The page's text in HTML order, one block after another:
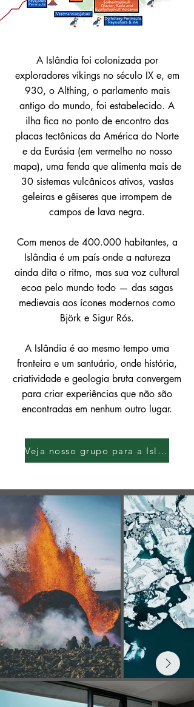
A Islândia foi colonizada por
exploradores vikings no século IX e, em
930, o Althing, o parlamento mais
antigo do mundo, foi estabelecido. A
ilha fica no ponto de encontro das
placas tectônicas da América do Norte
e da Eurásia (em vermelho no nosso
mapa), uma fenda que alimenta mais de
30 sistemas vulcânicos ativos, vastas
geleiras e gêiseres que irrompem de
campos de lava negra.
Com menos de 400.000 habitantes, a
Islândia é um país onde a natureza
ainda dita o ritmo, mas sua voz cultural
ecoa pelo mundo todo — das sagas
medievais aos ícones modernos como
Björk e Sigur Rós.
A Islândia é ao mesmo tempo uma
fronteira e um santuário, onde história,
criatividade e geologia bruta convergem
para criar experiências que não são
encontradas em nenhum outro lugar.
Veja nosso grupo para a Islândia!